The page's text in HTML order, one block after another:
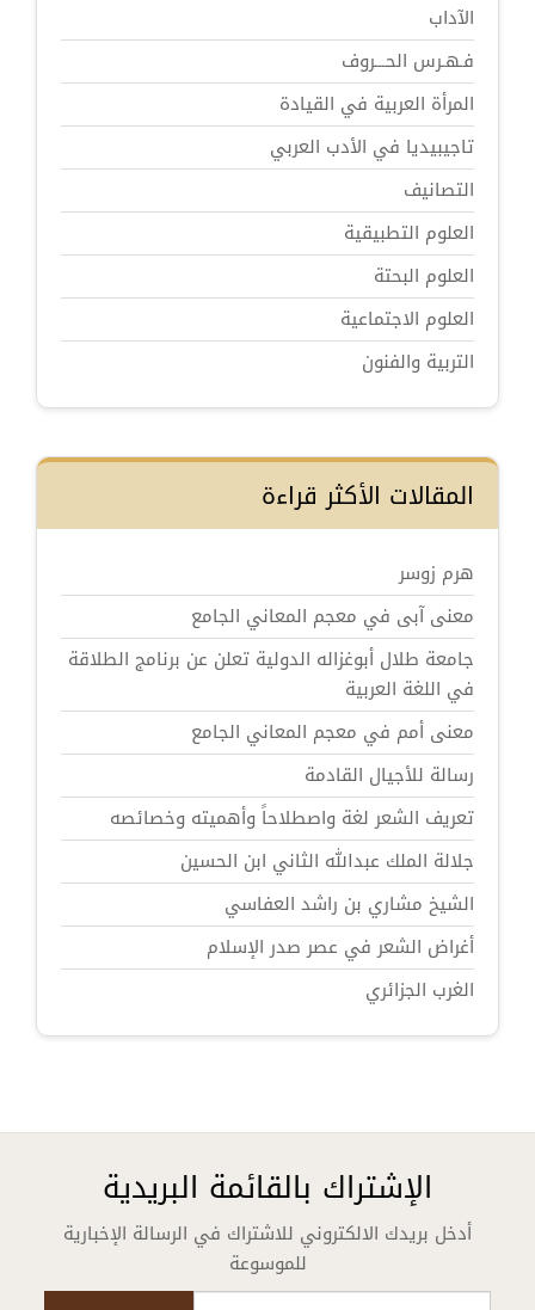
الآداب
فـهـرس الحـــروف
المرأة العربية في القيادة
تاجيبيديا في الأدب العربي
التصانيف
العلوم التطبيقية
العلوم البحتة
العلوم الاجتماعية
التربية والفنون
المقالات الأكثر قراءة
هرم زوسر
معنى آبى في معجم المعاني الجامع
جامعة طلال أبوغزاله الدولية تعلن عن برنامج الطلاقة
في اللغة العربية
معنى أمم في معجم المعاني الجامع
رسالة للأجيال القادمة
تعريف الشعر لغة واصطلاحاً وأهميته وخصائصه
جلالة الملك عبدالله الثاني ابن الحسين
الشيخ مشاري بن راشد العفاسي
أغراض الشعر في عصر صدر الإسلام
الغرب الجزائري
الإشتراك بالقائمة البريدية
أدخل بريدك الالكتروني للاشتراك في الرسالة الإخبارية
للموسوعة